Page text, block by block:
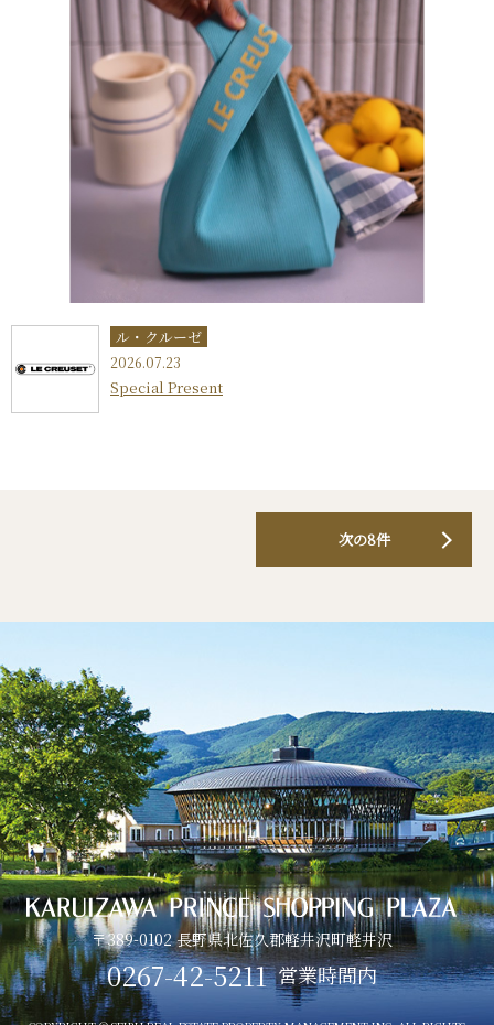
ル・クルーゼ
2026.07.23
Special Present
次の8件
〒389-0102 長野県北佐久郡軽井沢町軽井沢
0267-42-5211 営業時間内